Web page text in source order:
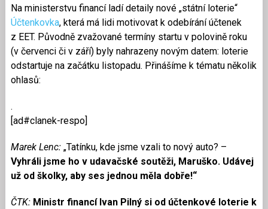
Na ministerstvu financí ladí detaily nové „státní loterie“
Účtenkovka, která má lidi motivovat k odebírání účtenek
z EET. Původně zvažované termíny startu v polovině roku
(v červenci či v září) byly nahrazeny novým datem: loterie
odstartuje na začátku listopadu. Přinášíme k tématu několik
ohlasů:
.
[ad#clanek-respo]
Marek Lenc:„Tatínku, kde jsme vzali to nový auto? –
Vyhráli jsme ho v udavačské soutěži, Maruško. Udávej
už od školky, aby ses jednou měla dobře!“
ČTK: Ministr financí Ivan Pilný si od účtenkové loterie k